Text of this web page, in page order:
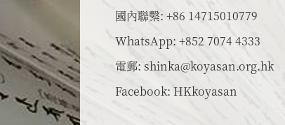
國內聯繫: +86 14715010779
WhatsApp: +852 7074 4333
電郵: shinka@koyasan.org.hk
Facebook: HKkoyasan